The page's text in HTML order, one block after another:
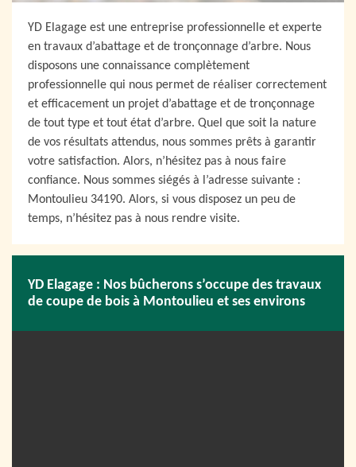
YD Elagage est une entreprise professionnelle et experte
en travaux d’abattage et de tronçonnage d’arbre. Nous
disposons une connaissance complètement
professionnelle qui nous permet de réaliser correctement
et efficacement un projet d’abattage et de tronçonnage
de tout type et tout état d’arbre. Quel que soit la nature
de vos résultats attendus, nous sommes prêts à garantir
votre satisfaction. Alors, n’hésitez pas à nous faire
confiance. Nous sommes siégés à l’adresse suivante :
Montoulieu 34190. Alors, si vous disposez un peu de
temps, n’hésitez pas à nous rendre visite.
YD Elagage : Nos bûcherons s’occupe des travaux
de coupe de bois à Montoulieu et ses environs